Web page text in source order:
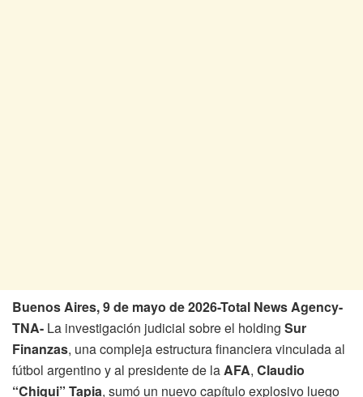
Buenos Aires, 9 de mayo de 2026-Total News Agency-
TNA- La investigación judicial sobre el holding Sur
Finanzas, una compleja estructura financiera vinculada al
fútbol argentino y al presidente de laAFA, Claudio
“Chiqui” Tapia, sumó un nuevo capítulo explosivo luego